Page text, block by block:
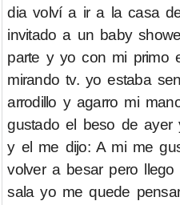
dia volví a ir a la casa
invitado a un baby
parte y yo con mi primo
mirando tv. yo estaba
arrodillo y agarro mi
gustado el beso de
y el me dijo: A mi me
volver a besar pero
sala yo me quede